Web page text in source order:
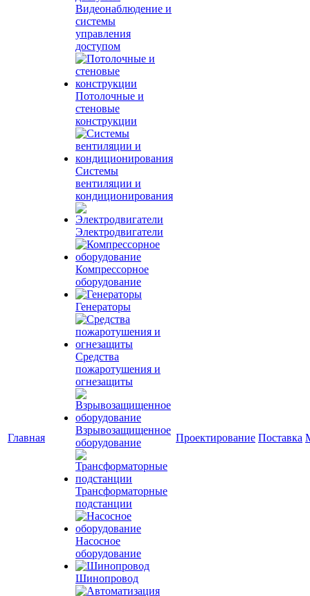
Главная
Видеонаблюдение и
системы
управления
доступом
Потолочные и
стеновые
конструкции
Системы
вентиляции и
кондиционирования
Электродвигатели
Компрессорное
оборудование
Генераторы
Средства
пожаротушения и
огнезащиты
Взрывозащищенное
оборудование
Трансформаторные
подстанции
Насосное
оборудование
Шинопровод
Проектирование Поставка